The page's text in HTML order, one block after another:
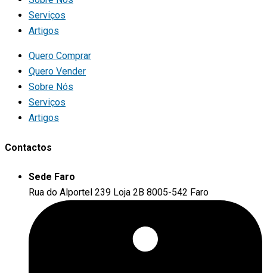
Serviços
Artigos
Quero Comprar
Quero Vender
Sobre Nós
Serviços
Artigos
Contactos
Sede Faro
Rua do Alportel 239 Loja 2B 8005-542 Faro